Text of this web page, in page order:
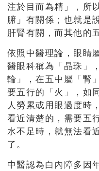
注於目而為精」，所
腑」有關係；也就是
肝腎有關，而其他的
依照中醫理論，眼睛
醫眼科稱為「晶珠」
輪」，在五中屬「腎
要五行的「火」，如
人勞累或用眼過度時
看近清楚的，需要五
水不足時，就無法看
了。
中醫認為白內障多因